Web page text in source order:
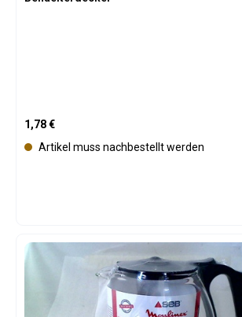
Regulärer Preis:
1,78 €
Artikel muss nachbestellt werden